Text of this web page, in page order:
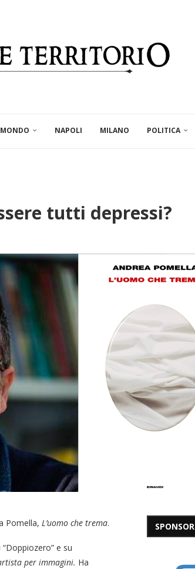
NAPOLI MILANO POLITICA
tutti depressi?
Pomella, L’uomo che trema.
e su
per immagini. Ha
SPONSOR